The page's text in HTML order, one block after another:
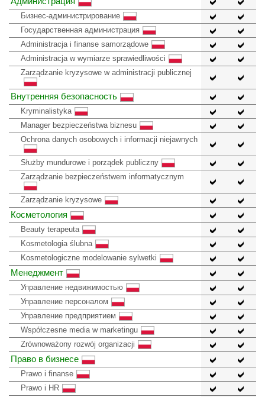
Бизнес-администрирование
Государственная администрация
Administracja i finanse samorządowe
Administracja w wymiarze sprawiedliwości
Zarządzanie kryzysowe w administracji publicznej
Внутренняя безопасность
Kryminalistyka
Manager bezpieczeństwa biznesu
Ochrona danych osobowych i informacji niejawnych
Służby mundurowe i porządek publiczny
Zarządzanie bezpieczeństwem informatycznym
Zarządzanie kryzysowe
Косметология
Beauty terapeuta
Kosmetologia ślubna
Kosmetologiczne modelowanie sylwetki
Менеджмент
Управление недвижимостью
Управление персоналом
Управление предприятием
Współczesne media w marketingu
Zrównoważony rozwój organizacji
Право в бизнесе
Prawo i finanse
Prawo i HR